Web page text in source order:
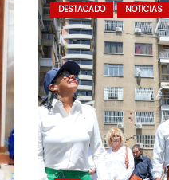
DESTACADO NOTICIAS